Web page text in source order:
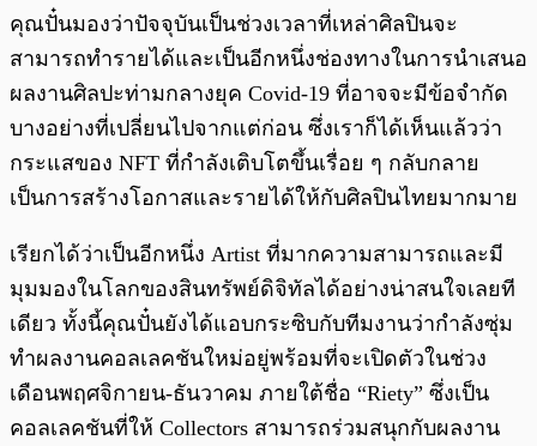
คุณปั๋นมองว่าปัจจุบันเป็นช่วงเวลาที่เหล่าศิลปินจะ
สามารถทำรายได้และเป็นอีกหนึ่งช่องทางในการนำเสนอ
ผลงานศิลปะท่ามกลางยุค Covid-19 ที่อาจจะมีข้อจำกัด
บางอย่างที่เปลี่ยนไปจากแต่ก่อน ซึ่งเราก็ได้เห็นแล้วว่า
กระแสของ NFT ที่กำลังเติบโตขึ้นเรื่อย ๆ กลับกลาย
เป็นการสร้างโอกาสและรายได้ให้กับศิลปินไทยมากมาย
เรียกได้ว่าเป็นอีกหนึ่ง Artist ที่มากความสามารถและมี
มุมมองในโลกของสินทรัพย์ดิจิทัลได้อย่างน่าสนใจเลยที
เดียว ทั้งนี้คุณปั๋นยังได้แอบกระซิบกับทีมงานว่ากำลังซุ่ม
ทำผลงานคอลเลคชันใหม่อยู่พร้อมที่จะเปิดตัวในช่วง
เดือนพฤศจิกายน-ธันวาคม ภายใต้ชื่อ “Riety” ซึ่งเป็น
คอลเลคชันที่ให้ Collectors สามารถร่วมสนุกกับผลงาน